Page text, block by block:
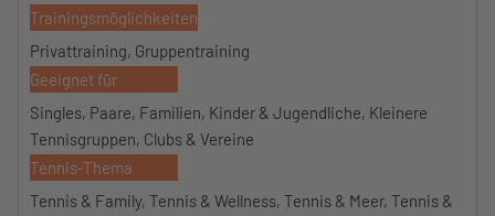
Trainingsmöglichkeiten
Privattraining, Gruppentraining
Geeignet für
Singles, Paare, Familien, Kinder & Jugendliche, Kleinere
Tennisgruppen, Clubs & Vereine
Tennis-Thema
Tennis & Family, Tennis & Wellness, Tennis & Meer, Tennis &